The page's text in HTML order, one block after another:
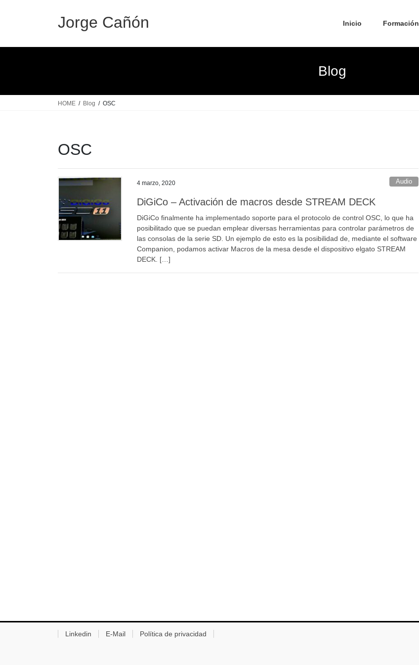
Jorge Cañón Inicio Formación
Blog
HOME Blog OSC
OSC
4 marzo, 2020 Audio
DiGiCo – Activación de macros desde STREAM DECK
DiGiCo finalmente ha implementado soporte para el protocolo de control OSC, lo que ha
posibilitado que se puedan emplear diversas herramientas para controlar parámetros de
las consolas de la serie SD. Un ejemplo de esto es la posibilidad de, mediante el software
Companion, podamos activar Macros de la mesa desde el dispositivo elgato STREAM
DECK. […]
Linkedin E-Mail Política de privacidad